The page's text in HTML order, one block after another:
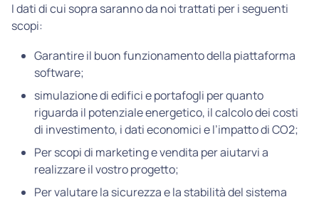
I dati di cui sopra saranno da noi trattati per i seguenti
scopi:
Garantire il buon funzionamento della piattaforma
software;
simulazione di edifici e portafogli per quanto
riguarda il potenziale energetico, il calcolo dei costi
di investimento, i dati economici e l’impatto di CO2;
Per scopi di marketing e vendita per aiutarvi a
realizzare il vostro progetto;
Per valutare la sicurezza e la stabilità del sistema